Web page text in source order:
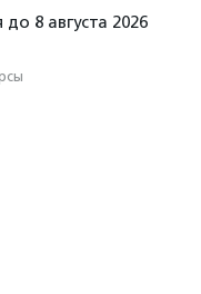
8 августа 2026